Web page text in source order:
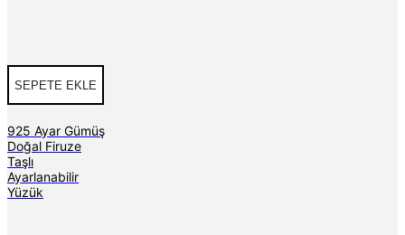
SEPETE EKLE
925 Ayar Gümüş
Doğal Firuze
Taşlı
Ayarlanabilir
Yüzük